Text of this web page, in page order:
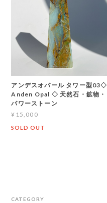
アンデスオパール タワー型03◇
Anden Opal ◇ 天然石・鉱物・
パワーストーン
¥15,000
SOLD OUT
CATEGORY